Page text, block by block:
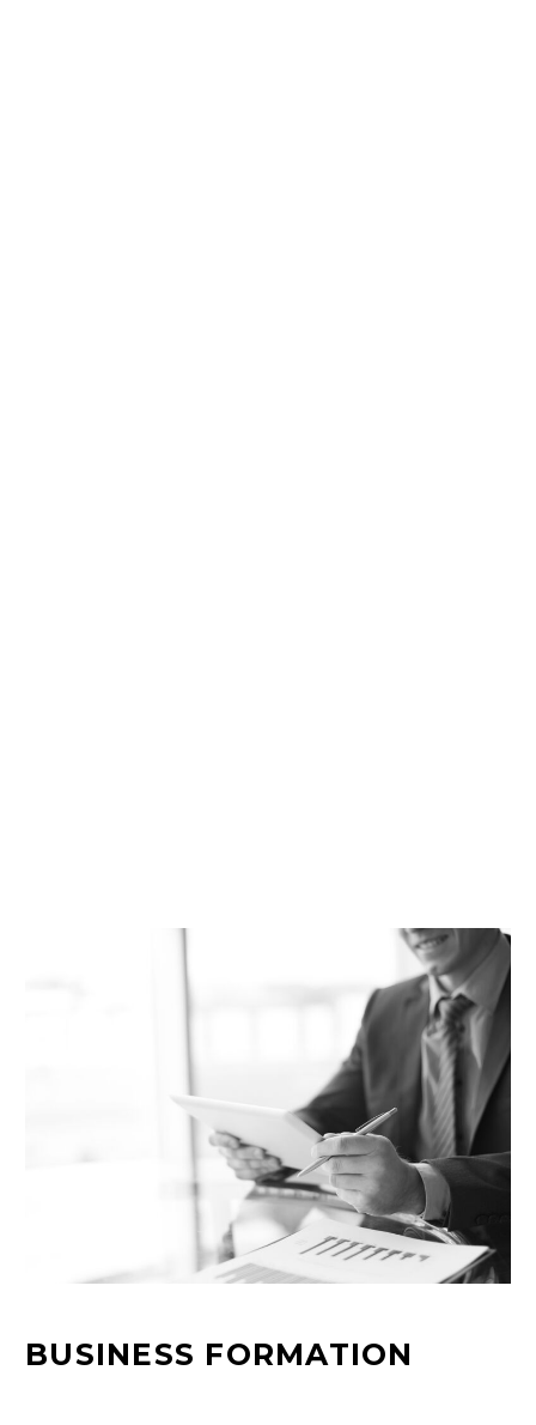
BUSINESS FORMATION